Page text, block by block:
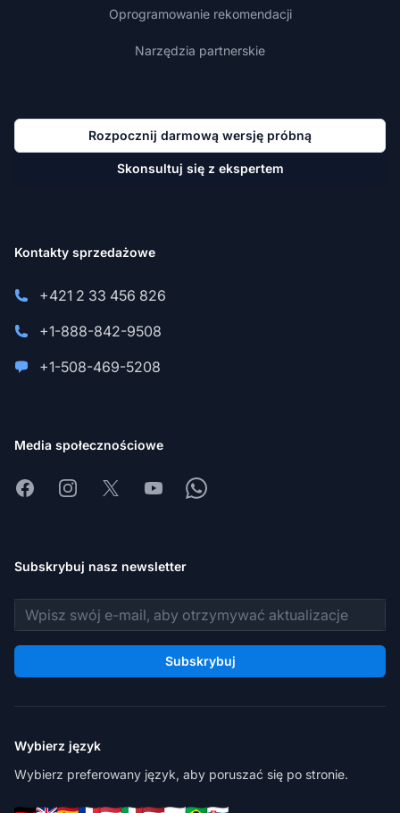
Oprogramowanie rekomendacji
Narzędzia partnerskie
Rozpocznij darmową wersję próbną
Skonsultuj się z ekspertem
Kontakty sprzedażowe
+421 2 33 456 826
+1-888-842-9508
+1-508-469-5208
Media społecznościowe
FacebookInstagram
X YoutubeWhatsapp
Subskrybuj nasz newsletter
Adres e-mail
Subskrybuj
Wybierz język
Wybierz preferowany język, aby poruszać się po stronie.